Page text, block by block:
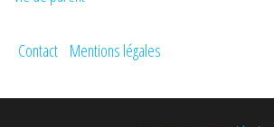
Contact Mentions légales